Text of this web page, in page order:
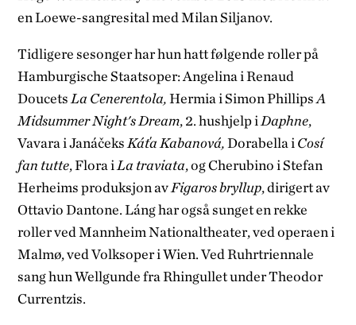
en Loewe-sangresital med Milan Siljanov.
Tidligere sesonger har hun hatt følgende roller på
Hamburgische Staatsoper: Angelina i Renaud
Doucets La Cenerentola,Hermia i Simon PhillipsA
Midsummer Night's Dream, 2. hushjelp i Daphne,
Vavara i Janáčeks Káťa Kabanová,Dorabella i Cosí
fan tutte, Flora i La traviata, og Cherubino i Stefan
Herheims produksjon avFigaros bryllup, dirigert av
Ottavio Dantone. Láng har også sunget en rekke
roller ved Mannheim Nationaltheater, ved operaen i
Malmø, ved Volksoper i Wien. Ved Ruhrtriennale
sang hun Wellgunde fra Rhingullet under Theodor
Currentzis.